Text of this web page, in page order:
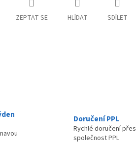
ZEPTAT SE HLÍDAT SDÍLET
Doručení PPL
Rychlé doručení přes
společnost PPL